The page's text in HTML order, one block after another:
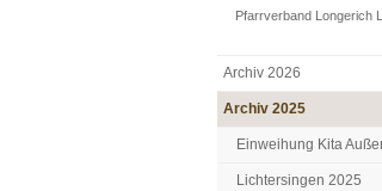
Pfarrverband Longerich
Archiv 2026
Archiv 2025
Einweihung Kita
Lichtersingen 2025